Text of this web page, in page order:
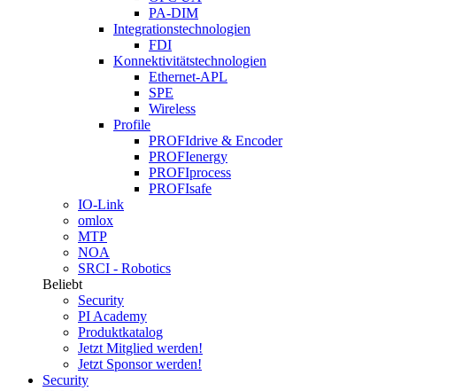
PA-DIM
Integrationstechnologien
FDI
Konnektivitätstechnologien
Ethernet-APL
SPE
Wireless
Profile
PROFIdrive & Encoder
PROFIenergy
PROFIprocess
PROFIsafe
IO-Link
omlox
MTP
NOA
SRCI - Robotics
Beliebt
Security
PI Academy
Produktkatalog
Jetzt Mitglied werden!
Jetzt Sponsor werden!
Security